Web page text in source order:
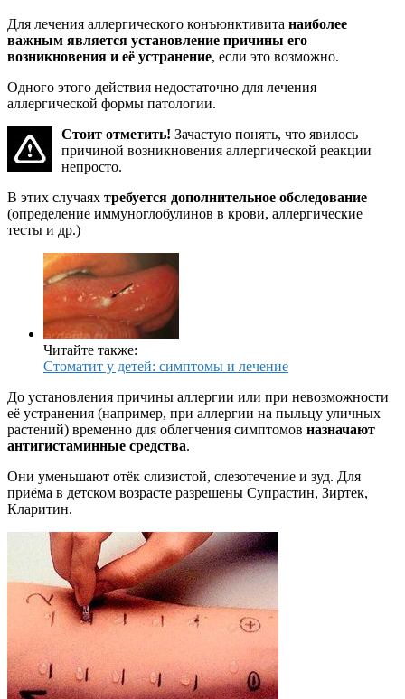
Для лечения аллергического конъюнктивита наиболее
важным является установление причины его
возникновения и её устранение, если это возможно.
Одного этого действия недостаточно для лечения
аллергической формы патологии.
Стоит отметить! Зачастую понять, что явилось
причиной возникновения аллергической реакции
непросто.
В этих случаях требуется дополнительное обследование
(определение иммуноглобулинов в крови, аллергические
тесты и др.)
Читайте также:
Стоматит у детей: симптомы и лечение
До установления причины аллергии или при невозможности
её устранения (например, при аллергии на пыльцу уличных
растений) временно для облегчения симптомов назначают
антигистаминные средства.
Они уменьшают отёк слизистой, слезотечение и зуд. Для
приёма в детском возрасте разрешены Супрастин, Зиртек,
Кларитин.